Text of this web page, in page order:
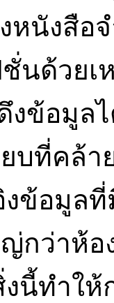
หนังสือ
นด้วย
งข้อมูล
ยบที่คล้
งข้อมูล
กว่าห้อ
นี้ทำให้